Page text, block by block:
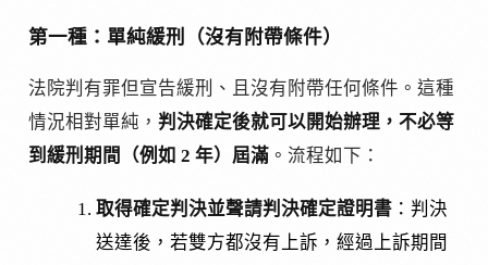
第一種：單純緩刑（沒有附帶條件）
法院判有罪但宣告緩刑、且沒有附帶任何條件。這種
情況相對單純， 判決確定後就可以開始辦理，不必等
到緩刑期間（例如 2 年）屆滿 。流程如下：
取得確定判決並聲請判決確定證明書 ：判決
送達後，若雙方都沒有上訴，經過上訴期間